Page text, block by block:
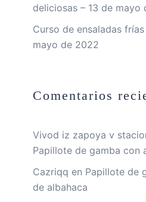
deliciosas – 13 de mayo
Curso de ensaladas
mayo de 2022
Comentarios
Vivod iz zapoya v
Papillote de gamba con
Cazriqq en Papillote de
de albahaca